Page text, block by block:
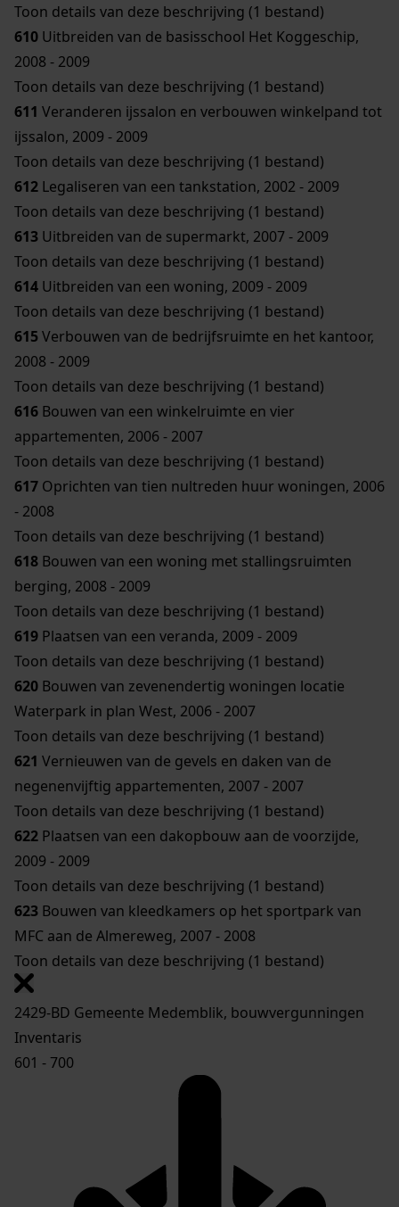
Toon details van deze beschrijving (1 bestand)
610 Uitbreiden van de basisschool Het Koggeschip,
2008 - 2009
Toon details van deze beschrijving (1 bestand)
611 Veranderen ijssalon en verbouwen winkelpand tot
ijssalon, 2009 - 2009
Toon details van deze beschrijving (1 bestand)
612 Legaliseren van een tankstation, 2002 - 2009
Toon details van deze beschrijving (1 bestand)
613 Uitbreiden van de supermarkt, 2007 - 2009
Toon details van deze beschrijving (1 bestand)
614 Uitbreiden van een woning, 2009 - 2009
Toon details van deze beschrijving (1 bestand)
615Verbouwen van de bedrijfsruimte en het kantoor,
2008 - 2009
Toon details van deze beschrijving (1 bestand)
616 Bouwen van een winkelruimte en vier
appartementen, 2006 - 2007
Toon details van deze beschrijving (1 bestand)
617 Oprichten van tien nultreden huur woningen, 2006
- 2008
Toon details van deze beschrijving (1 bestand)
618 Bouwen van een woning met stallingsruimten
berging, 2008 - 2009
Toon details van deze beschrijving (1 bestand)
619 Plaatsen van een veranda, 2009 - 2009
Toon details van deze beschrijving (1 bestand)
620 Bouwen van zevenendertig woningen locatie
Waterpark in plan West, 2006 - 2007
Toon details van deze beschrijving (1 bestand)
621 Vernieuwen van de gevels en daken van de
negenenvijftig appartementen, 2007 - 2007
Toon details van deze beschrijving (1 bestand)
622 Plaatsen van een dakopbouw aan de voorzijde,
2009 - 2009
Toon details van deze beschrijving (1 bestand)
623 Bouwen van kleedkamers op het sportpark van
MFC aan de Almereweg, 2007 - 2008
Toon details van deze beschrijving (1 bestand)
2429-BD Gemeente Medemblik, bouwvergunningen
Inventaris
601 - 700